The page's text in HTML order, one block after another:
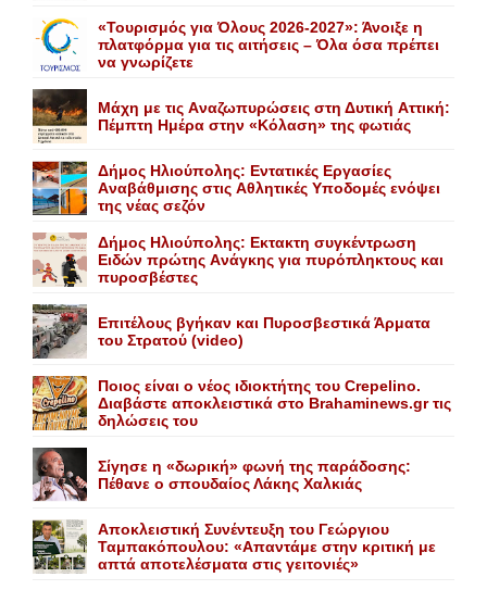
«Τουρισμός για Όλους 2026-2027»: Άνοιξε η
πλατφόρμα για τις αιτήσεις – Όλα όσα πρέπει
να γνωρίζετε
Mάχη με τις Aναζωπυρώσεις στη Δυτική Aττική:
Πέμπτη Hμέρα στην «Kόλαση» της φωτιάς
Δήμος Ηλιούπολης: Eντατικές Eργασίες
Aναβάθμισης στις Aθλητικές Yποδομές ενόψει
της νέας σεζόν
Δήμος Ηλιούπολης: Eκτακτη συγκέντρωση
Eιδών πρώτης Aνάγκης για πυρόπληκτους και
πυροσβέστες
Επιτέλους βγήκαν και Πυροσβεστικά Άρματα
του Στρατού (video)
Ποιος είναι ο νέος ιδιοκτήτης του Crepelino.
Διαβάστε αποκλειστικά στο Brahaminews.gr τις
δηλώσεις του
Σίγησε η «δωρική» φωνή της παράδοσης:
Πέθανε o σπουδαίος Λάκης Xαλκιάς
Αποκλειστική Συνέντευξη του Γεώργιου
Ταμπακόπουλου: «Απαντάμε στην κριτική με
απτά αποτελέσματα στις γειτονιές»